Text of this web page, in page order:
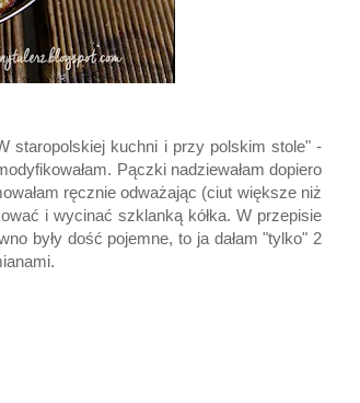
staropolskiej kuchni i przy polskim stole" -
Pączki nadziewałam dopiero
ręcznie odważając (ciut większe niż
i wycinać szklanką kółka. W przepisie
były dość pojemne, to ja dałam "tylko" 2